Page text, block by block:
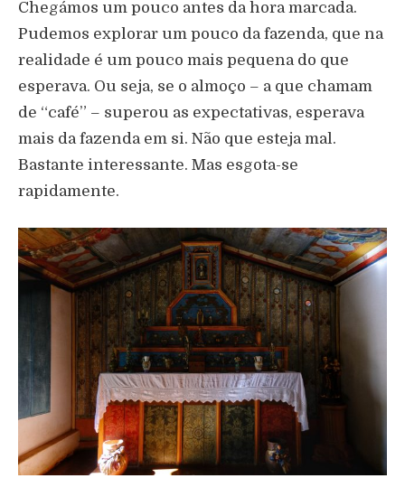
Chegámos um pouco antes da hora marcada.
Pudemos explorar um pouco da fazenda, que na
realidade é um pouco mais pequena do que
esperava. Ou seja, se o almoço – a que chamam
de “café” – superou as expectativas, esperava
mais da fazenda em si. Não que esteja mal.
Bastante interessante. Mas esgota-se
rapidamente.